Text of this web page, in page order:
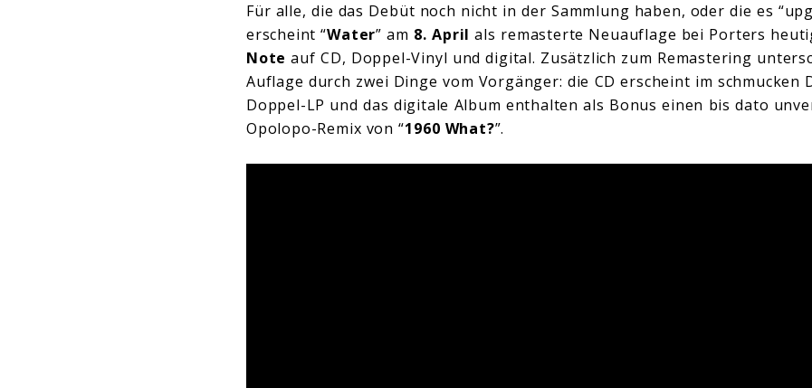
Für alle, die das Debüt noch nicht in der Sammlung haben, oder die es
erscheint “Water” am 8. Aprilals remasterte Neuauflage bei Porters
Note auf CD, Doppel-Vinyl und digital. Zusätzlich zum Remastering
Auflage durch zwei Dinge vom Vorgänger: die CD erscheint im schmucken
Doppel-LP und das digitale Album enthalten als Bonus einen bis dato
Opolopo-Remix von “1960 What?”.